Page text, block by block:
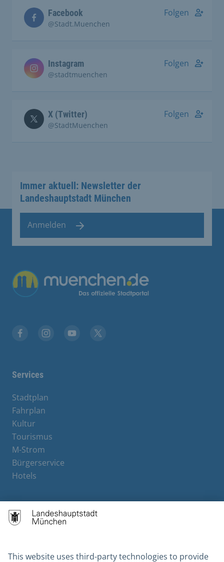
Facebook
@Stadt.Muenchen
Folgen
Instagram
@stadtmuenchen
Folgen
X (Twitter)
@StadtMuenchen
Folgen
Immer aktuell: Newsletter der
Landeshauptstadt München
Anmelden
Übergreifende Links
Services
Stadtplan
Fahrplan
Kultur
Tourismus
M-Strom
Bürgerservice
Hotels
Contact
Gebärdensprache